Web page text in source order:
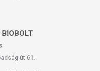
BIOBOLT
út 61.